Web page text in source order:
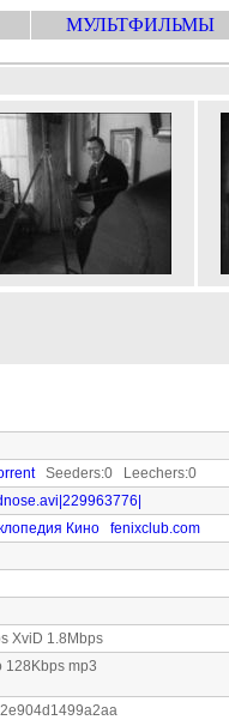
МУЛЬТФИЛЬМЫ
Seeders:0 Leechers:0
Кино
fenixclub.com
XviD 1.8Mbps
128Kbps mp3